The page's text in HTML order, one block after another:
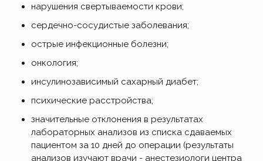
нарушения свертываемости крови;
сердечно-сосудистые заболевания;
острые инфекционные болезни;
онкология;
инсулинозависимый сахарный диабет;
психические расстройства;
значительные отклонения в результатах
лабораторных анализов из списка сдаваемых
пациентом за 10 дней до операции (результаты
анализов изучают врачи - анестезиологи центра